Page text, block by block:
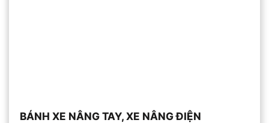
BÁNH XE NÂNG TAY, XE NÂNG ĐIỆN